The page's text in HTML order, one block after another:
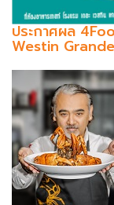
ประกาศผล
Westin